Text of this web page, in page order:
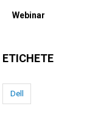
Webinar
ETICHETE
Dell